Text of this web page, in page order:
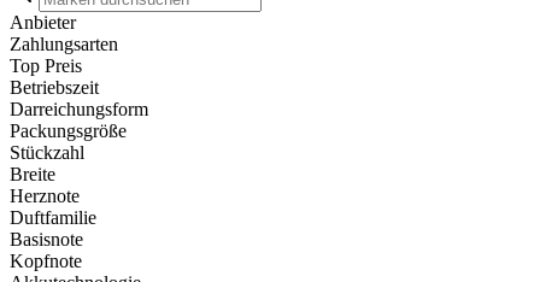
Anbieter
Zahlungsarten
Top Preis
Betriebszeit
Darreichungsform
Packungsgröße
Stückzahl
Breite
Herznote
Duftfamilie
Basisnote
Kopfnote